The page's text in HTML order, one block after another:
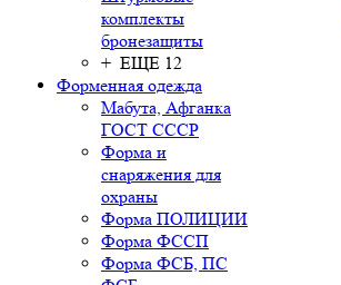
комплекты
бронезащиты
+ ЕЩЕ 12
Форменная одежда
Мабута, Афганка
ГОСТ СССР
Форма и
снаряжения для
охраны
Форма ПОЛИЦИИ
Форма ФССП
Форма ФСБ, ПС